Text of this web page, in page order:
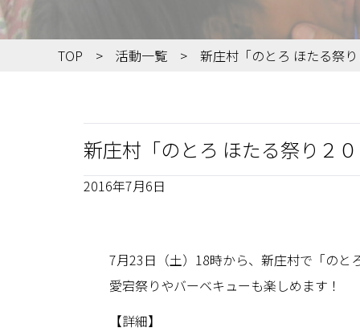
TOP 活動一覧 新庄村「のとろ ほたる祭
新庄村「のとろ ほたる祭り２
2016年7月6日
7月23日（土）18時から、新庄村で「のと
愛宕祭りやバーベキューも楽しめます！
【詳細】